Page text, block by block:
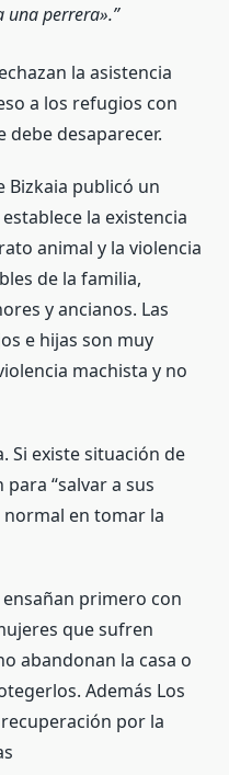
una perrera».
la asistencia
a los refugios con
debe desaparecer.
Bizkaia publicó un
la existencia
animal y la violencia
de la familia,
y ancianos. Las
e hijas son muy
machista y no
Si existe situación de
“salvar a sus
normal en tomar la
primero con
que sufren
abandonan la casa o
Además Los
por la